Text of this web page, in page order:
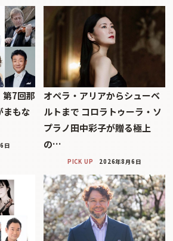
第7回那
まもな
日
オペラ・アリアからシューベ
ルトまで コロラトゥーラ・ソ
プラノ田中彩子が贈る極上
の…
PICK UP 2026年8月6日